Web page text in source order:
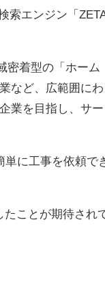
索エンジン「
密着型の「ホーム
など、広範囲にわ
業を目指し、サー
単に工事を依頼で
たことが期待され